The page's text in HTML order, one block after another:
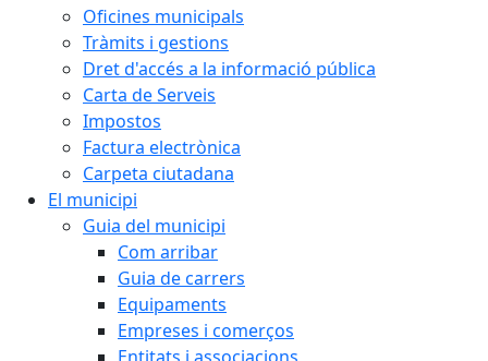
Oficines municipals
Tràmits i gestions
Dret d'accés a la informació pública
Carta de Serveis
Impostos
Factura electrònica
Carpeta ciutadana
El municipi
Guia del municipi
Com arribar
Guia de carrers
Equipaments
Empreses i comerços